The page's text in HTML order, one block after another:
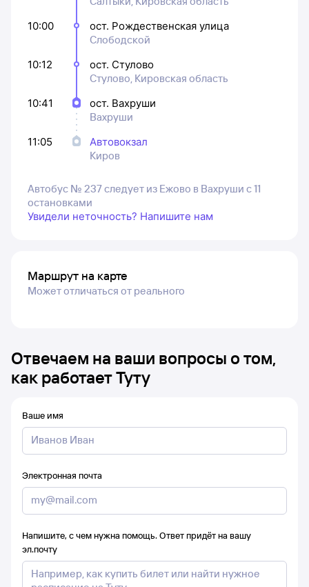
10:00
ост. Рождественская улица
Слободской
10:12
ост. Стулово
Стулово, Кировская область
10:41
ост. Вахруши
Вахруши
11:05
Автовокзал
Киров
Автобус № 237 следует из Ежово в Вахруши с 11
остановками
Увидели неточность? Напишите нам
Маршрут на карте
Может отличаться от реального
Отвечаем на ваши вопросы о том,
как работает Туту
Ваше имя
Электронная почта
Напишите, с чем нужна помощь. Ответ придёт на вашу
эл.почту